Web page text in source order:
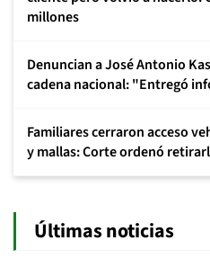
millones
Denuncian a José Antonio
cadena nacional: "Entregó
Familiares cerraron acceso
y mallas: Corte ordenó
Últimas noticias